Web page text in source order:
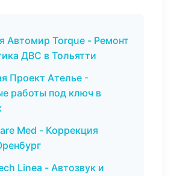
Автомир Torque - Ремонт
ДВС в Тольятти
Проект Ателье -
работы под ключ в
Med - Коррекция
Linea - Автозвук и